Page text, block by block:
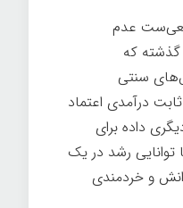
عدم
که
سنتی
درآمدی اعتماد
داده برای
توانایی رشد در یک
و خردمندی